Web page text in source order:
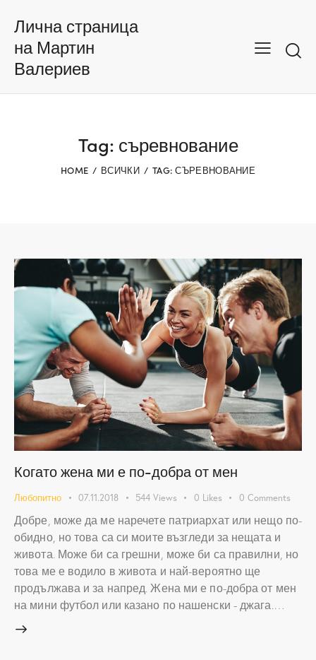
Лична страница
на Мартин
Валериев
Tag: съревнование
HOME ВСИЧКИ TAG: СЪРЕВНОВАНИЕ
Когато жена ми е по-добра от мен
Любопитно 07.11.2018 544 Views 0 Likes 0 Comments
Добре, може да ме наречете патриархат или нещо по-
обидно, но това са си моите възгледи за нещата и
живота. Може би са грешни, може би са правилни, но
това ме е водило в живота и най-вероятно ще
продължава и за напред. Жена ми е по-добра от мен
на мини футбол или казано по нашенски - джага.…